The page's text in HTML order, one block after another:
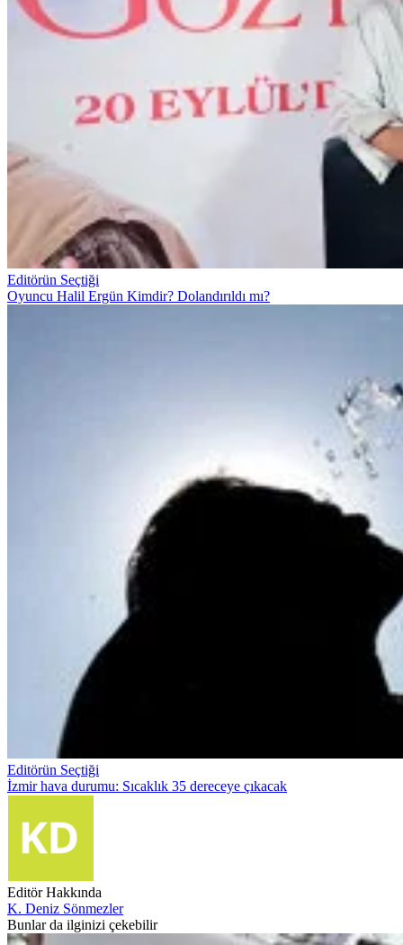
Editörün Seçtiği
Oyuncu Halil Ergün Kimdir? Dolandırıldı mı?
Editörün Seçtiği
İzmir hava durumu: Sıcaklık 35 dereceye çıkacak
Editör Hakkında
K. Deniz Sönmezler
Bunlar da ilginizi çekebilir